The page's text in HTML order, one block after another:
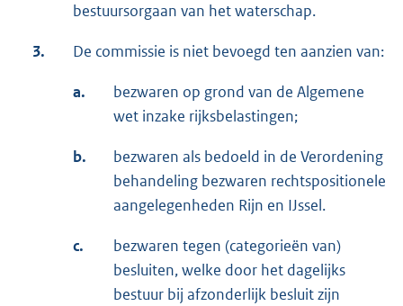
bestuursorgaan van het waterschap.
3. De commissie is niet bevoegd ten aanzien van:
a.
bezwaren op grond van de Algemene
wet inzake rijksbelastingen;
b.
bezwaren als bedoeld in de Verordening
behandeling bezwaren rechtspositionele
aangelegenheden Rijn en IJssel.
c.
bezwaren tegen (categorieën van)
besluiten, welke door het dagelijks
bestuur bij afzonderlijk besluit zijn